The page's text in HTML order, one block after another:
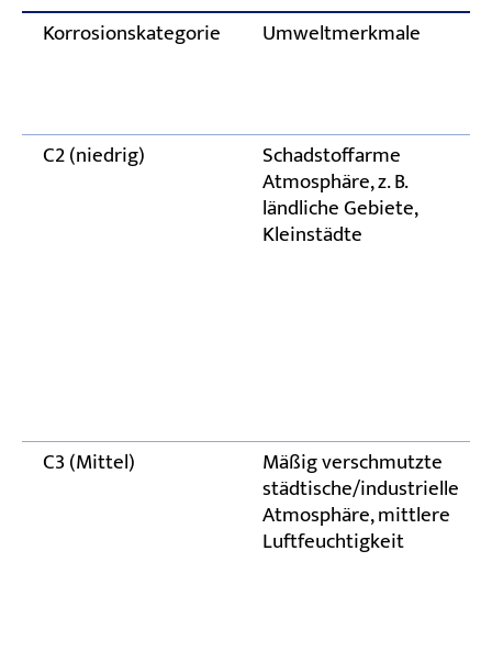
Korrosionskategorie Umweltmerkmale
C2 (niedrig) Schadstoffarme
Atmosphäre, z. B.
ländliche Gebiete,
Kleinstädte
C3 (Mittel) Mäßig verschmutzte
städtische/industrielle
Atmosphäre, mittlere
Luftfeuchtigkeit